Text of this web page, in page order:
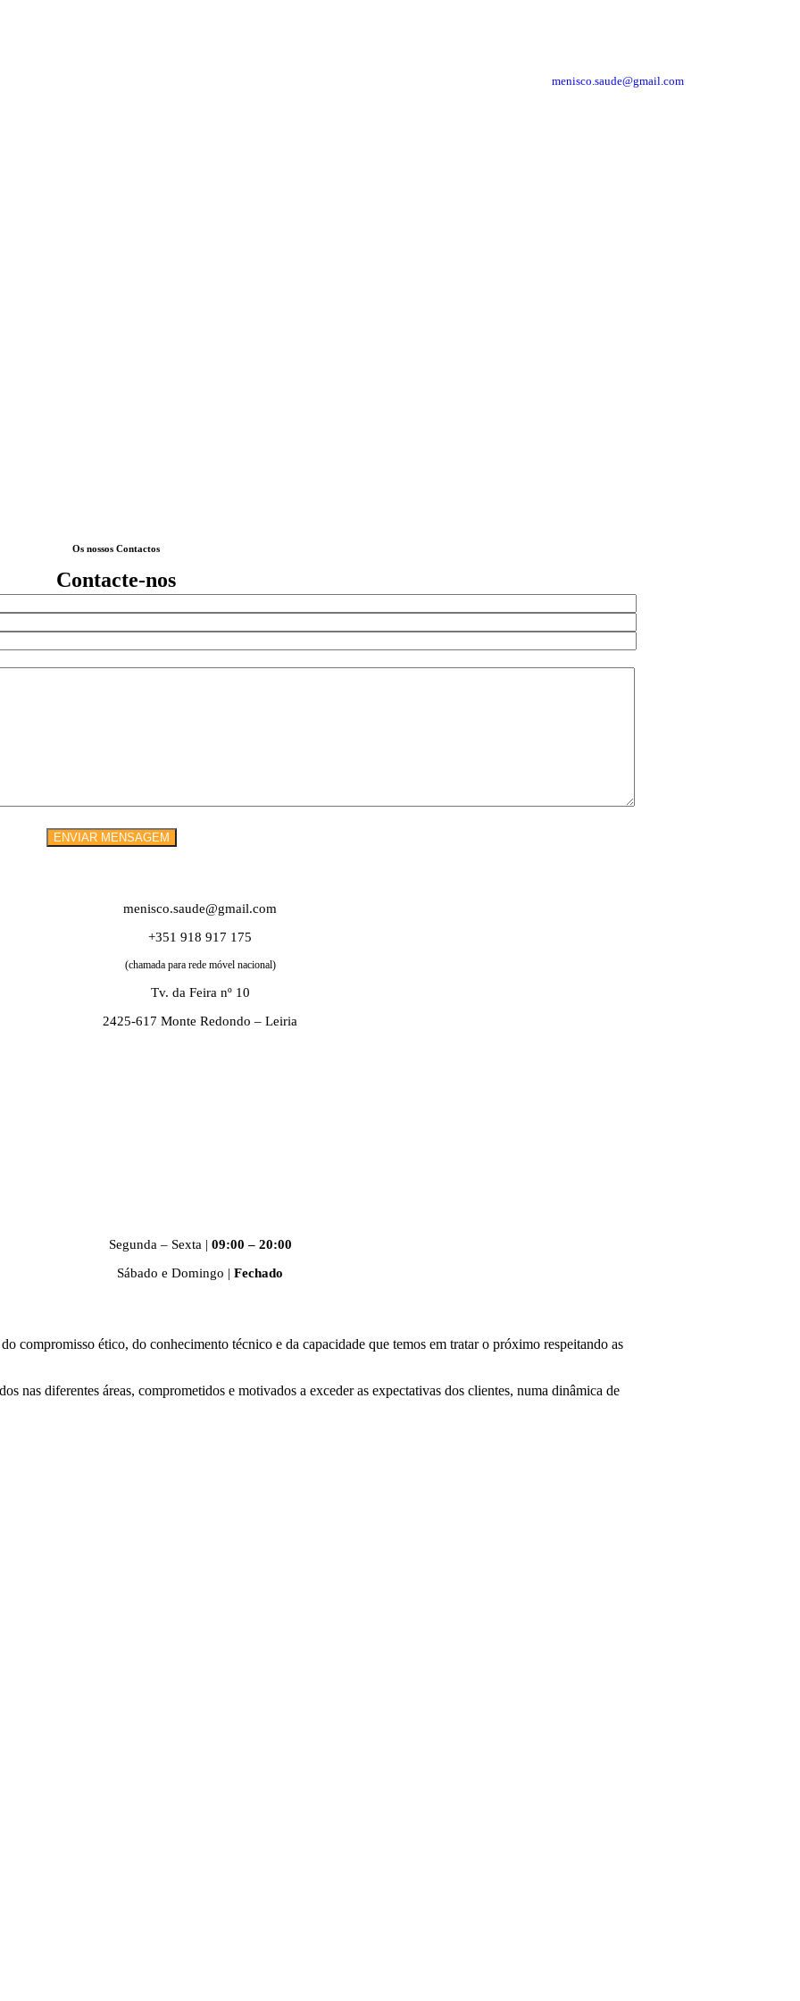
menisco.saude@gmail.com
Os nossos Contactos
Contacte-nos
menisco.saude@gmail.com
+351 918 917 175
(chamada para rede móvel nacional)
Tv. da Feira nº 10
2425-617 Monte Redondo – Leiria
Segunda – Sexta | 09:00 – 20:00
Sábado e Domingo | Fechado
compromisso ético, do conhecimento técnico e da capacidade que temos em tratar o próximo respeitando as
nas diferentes áreas, comprometidos e motivados a exceder as expectativas dos clientes, numa dinâmica de